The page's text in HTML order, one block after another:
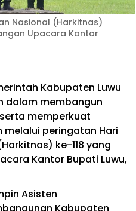
Nasional (Harkitnas)
Upacara Kantor
Kabupaten Luwu
dalam membangun
memperkuat
peringatan Hari
ke-118 yang
Kantor Bupati Luwu,
Asisten